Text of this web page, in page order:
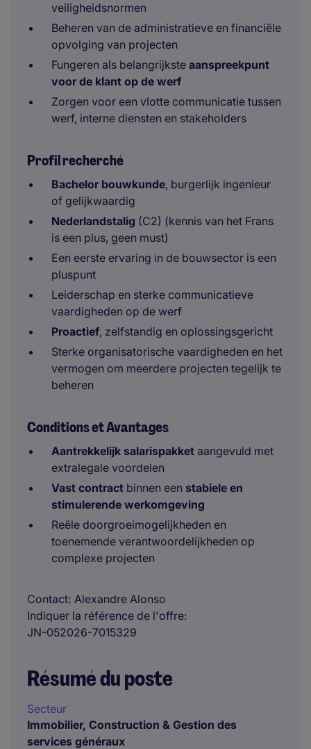
veiligheidsnormen
Beheren van de administratieve en financiële
opvolging van projecten
Fungeren als belangrijkste aanspreekpunt
voor de klant op de werf
Zorgen voor een vlotte communicatie tussen
werf, interne diensten en stakeholders
Profil recherché
Bachelor bouwkunde, burgerlijk ingenieur
of gelijkwaardig
Nederlandstalig (C2) (kennis van het Frans
is een plus, geen must)
Een eerste ervaring in de bouwsector is een
pluspunt
Leiderschap en sterke communicatieve
vaardigheden op de werf
Proactief, zelfstandig en oplossingsgericht
Sterke organisatorische vaardigheden en het
vermogen om meerdere projecten tegelijk te
beheren
Conditions et Avantages
Aantrekkelijk salarispakket aangevuld met
extralegale voordelen
Vast contract binnen een stabiele en
stimulerende werkomgeving
Reële doorgroeimogelijkheden en
toenemende verantwoordelijkheden op
complexe projecten
Contact Alexandre Alonso
Indiquer la référence de l'offre
JN-052026-7015329
Résumé du poste
Secteur
Immobilier, Construction & Gestion des
services généraux